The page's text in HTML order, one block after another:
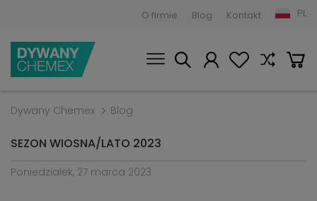
O firmie Blog Kontakt PL
Dywany Chemex Blog
SEZON WIOSNA/LATO 2023
Poniedziałek, 27 marca 2023